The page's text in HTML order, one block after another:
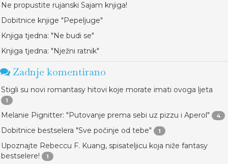
Ne propustite rujanski Sajam knjiga!
Dobitnice knjige "Pepeljuge"
Knjiga tjedna: "Ne budi se"
Knjiga tjedna: "Nježni ratnik"
Zadnje komentirano
Stigli su novi romantasy hitovi koje morate imati ovoga ljeta
1
Melanie Pignitter: "Putovanje prema sebi uz pizzu i Aperol" 4
Dobitnice bestselera "Sve počinje od tebe" 1
Upoznajte Rebeccu F. Kuang, spisateljicu koja niže fantasy
bestselere!
1